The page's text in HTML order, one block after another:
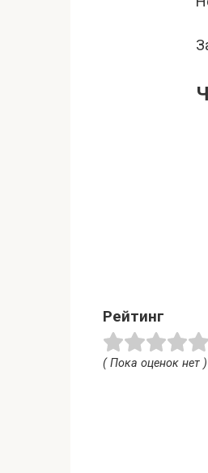
Рейтинг
( Пока оценок нет )